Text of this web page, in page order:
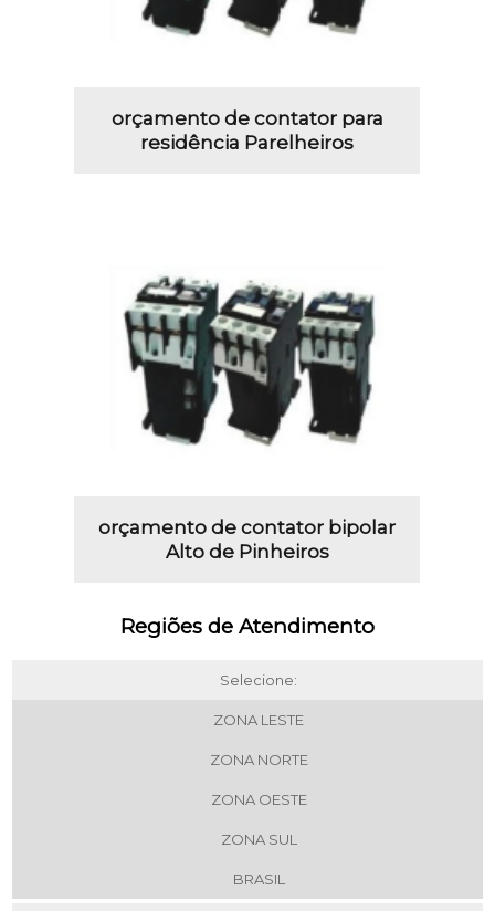
orçamento de contator para
residência Parelheiros
orçamento de contator bipolar
Alto de Pinheiros
Regiões de Atendimento
Selecione:
ZONA LESTE
ZONA NORTE
ZONA OESTE
ZONA SUL
BRASIL